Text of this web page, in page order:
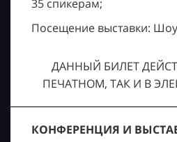
35 спикерам;
Посещение выставки:
ДАННЫЙ БИЛЕТ
ПЕЧАТНОМ, ТАК И В
КОНФЕРЕНЦИЯ И